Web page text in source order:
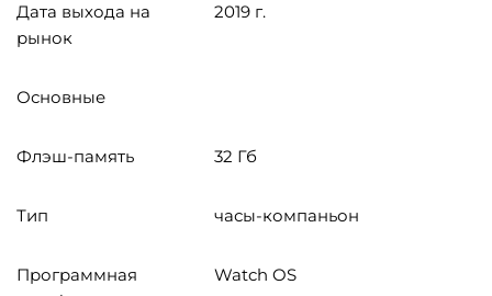
Дата выхода на
рынок
2019 г.
Основные
Флэш-память 32 Гб
Тип часы-компаньон
Программная
Watch OS